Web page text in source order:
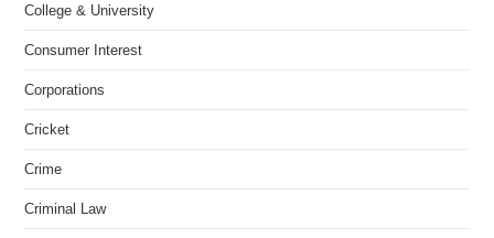
College & University
Consumer Interest
Corporations
Cricket
Crime
Criminal Law